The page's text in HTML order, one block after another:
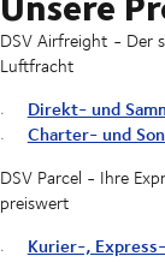
DSV Airfreight - Der
Luftfracht
Direkt- und
Charter- und
DSV Parcel - Ihre
preiswert
Kurier-,